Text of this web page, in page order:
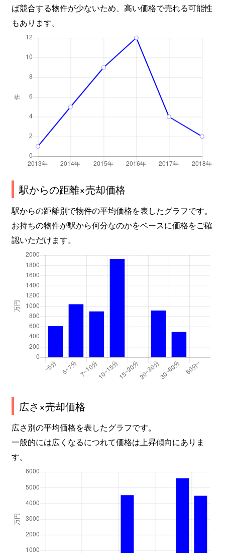
ば競合する物件が少ないため、高い価格で売れる可能性
もあります。
駅からの距離×売却価格
駅からの距離別で物件の平均価格を表したグラフです。
お持ちの物件が駅から何分なのかをベースに価格をご確
認いただけます。
広さ×売却価格
広さ別の平均価格を表したグラフです。
一般的には広くなるにつれて価格は上昇傾向にありま
す。